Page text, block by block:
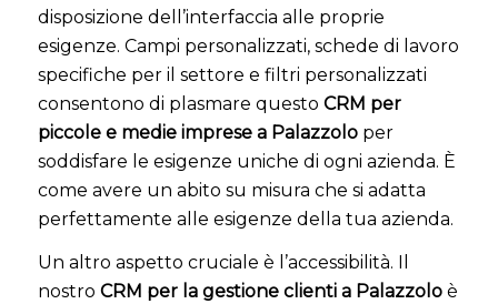
disposizione dell’interfaccia alle proprie
esigenze. Campi personalizzati, schede di lavoro
specifiche per il settore e filtri personalizzati
consentono di plasmare questo CRM per
piccole e medie imprese a Palazzolo per
soddisfare le esigenze uniche di ogni azienda. È
come avere un abito su misura che si adatta
perfettamente alle esigenze della tua azienda.
Un altro aspetto cruciale è l’accessibilità. Il
nostro CRM per la gestione clienti a Palazzoloè